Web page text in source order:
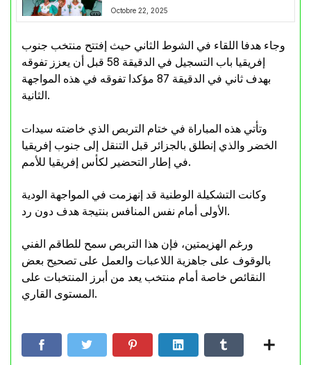
Octobre 22, 2025
وجاء هدفا اللقاء في الشوط الثاني حيث إفتتح منتخب جنوب
إفريقيا باب التسجيل في الدقيقة 58 قبل أن يعزز تفوقه
بهدف ثاني في الدقيقة 87 مؤكدا تفوقه في هذه المواجهة
الثانية.
وتأتي هذه المباراة في ختام التربص الذي خاضته سيدات
الخضر والذي إنطلق بالجزائر قبل التنقل إلى جنوب إفريقيا
في إطار التحضير لكأس إفريقيا للأمم.
وكانت التشكيلة الوطنية قد إنهزمت في المواجهة الودية
الأولى أمام نفس المنافس بنتيجة هدف دون رد.
ورغم الهزيمتين، فإن هذا التربص سمح للطاقم الفني
بالوقوف على جاهزية اللاعبات والعمل على تصحيح بعض
النقائص خاصة أمام منتخب يعد من أبرز المنتخبات على
المستوى القاري.